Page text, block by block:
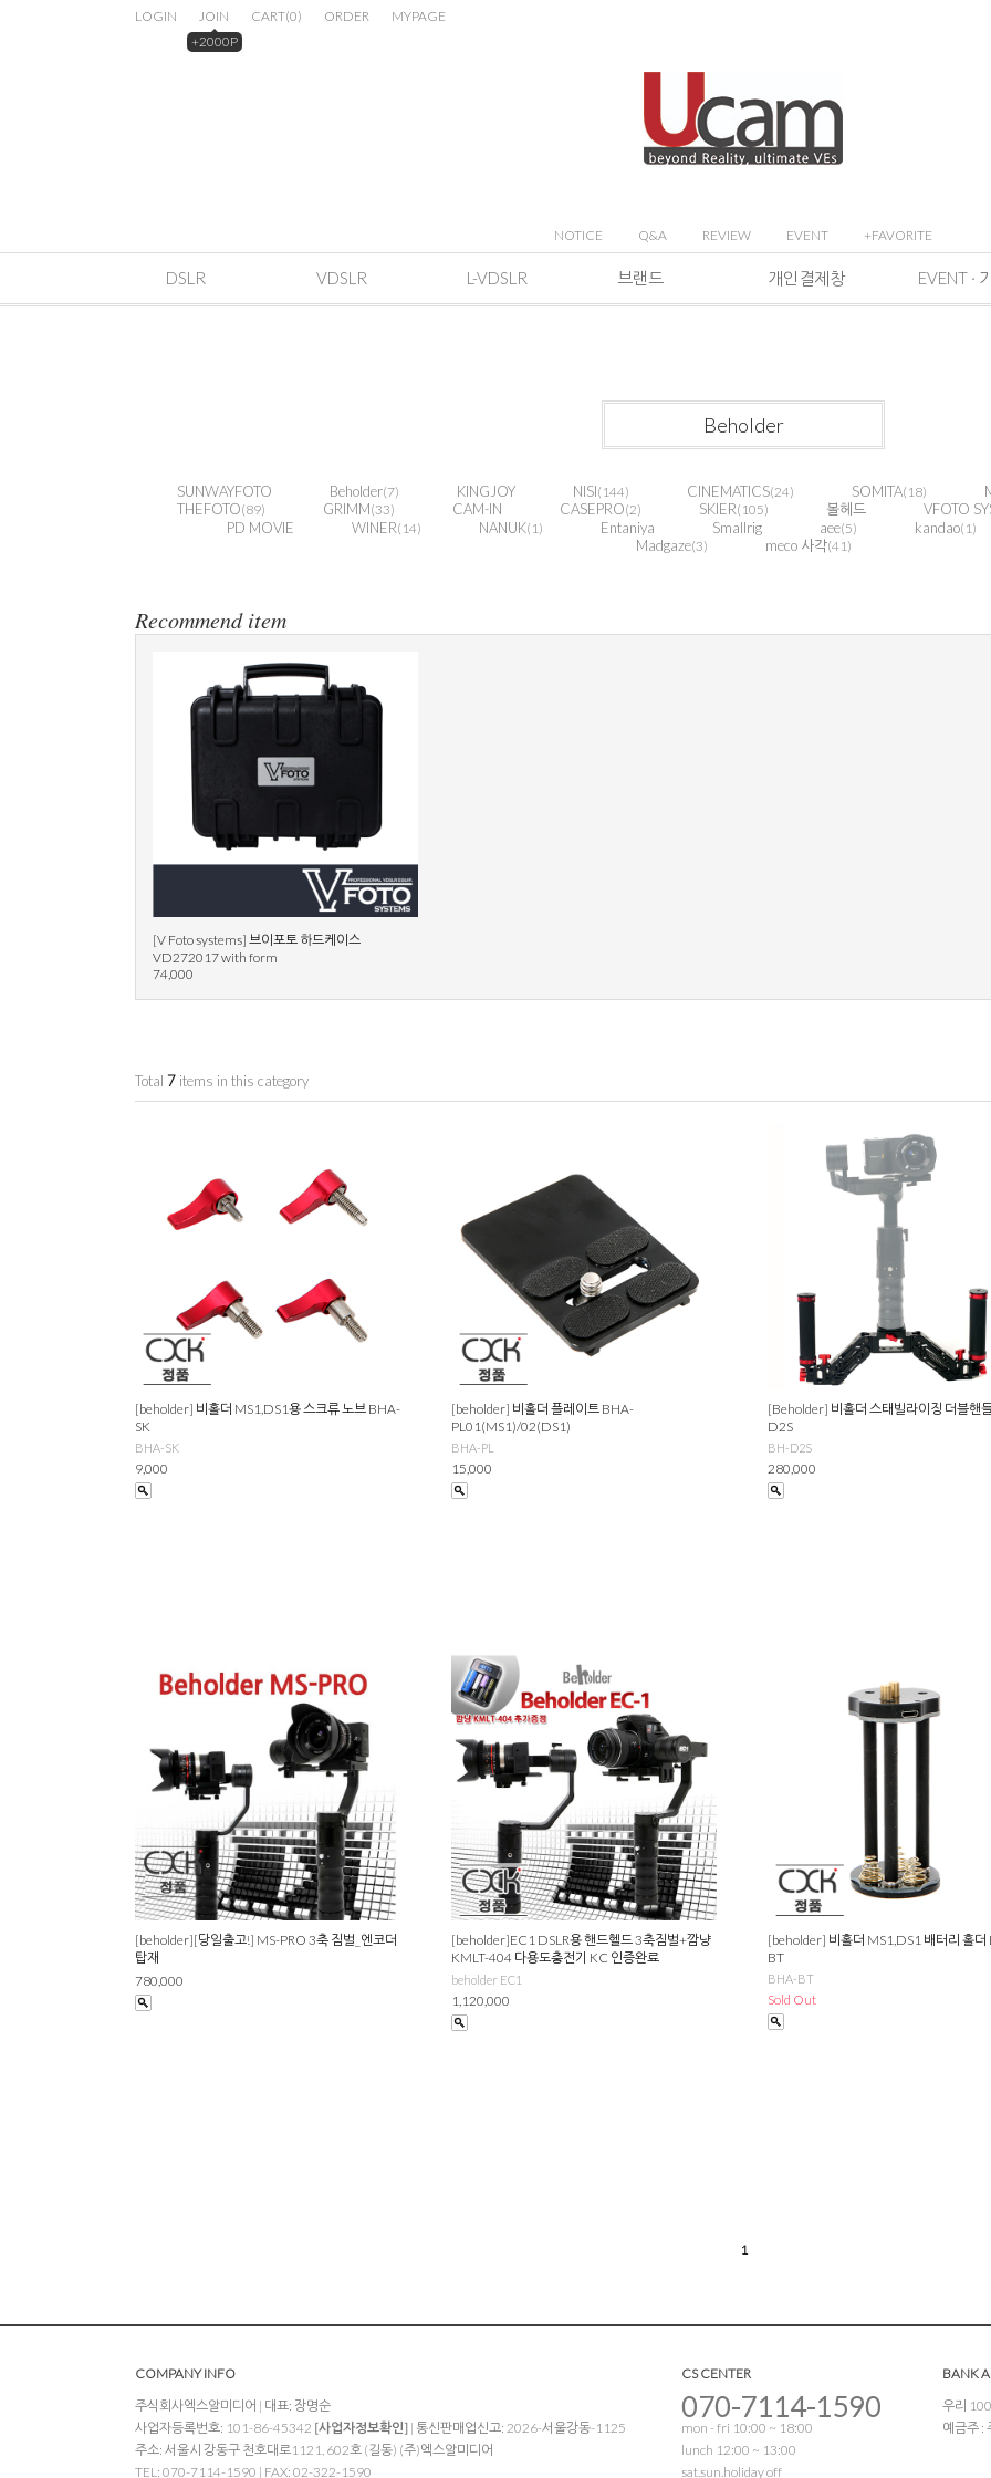
LOGIN
JOIN
+2000P
CART(0) ORDER MYPAGE
NOTICE Q&A REVIEW EVENT +FAVORITE
DSLR VDSLR L-VDSLR 브랜드 개인결제창
Beholder
SUNWAYFOTO Beholder(7) KINGJOY NISI(144) CINEMATICS(24) SOMITA(18)
THEFOTO(89) GRIMM(33) CAM-IN CASEPRO(2) SKIER(105) 볼헤드
VFOTO
PD MOVIE
WINER(14) NANUK(1) Entaniya Smallrig aee(5) kandao(1)
Madgaze(3) meco 사각(41)
Recommend item
[V Foto systems] 브이포토 하드케이스
VD272017 with form
74,000
Total 7 items in this category
[beholder] 비홀더 MS1,DS1용 스크류 노브 BHA-
SK
BHA-SK
9,000
[beholder] 비홀더 플레이트 BHA-
PL01(MS1)/02(DS1)
BHA-PL
15,000
[Beholder] 비홀더 스태빌라이징 더블핸
D2S
BH-D2S
280,000
[beholder][당일출고!] MS-PRO 3축 짐벌_엔코더
탑재
780,000
[beholder]EC1 DSLR용 핸드헬드 3축짐벌+깜냥
KMLT-404 다용도충전기 KC 인증완료
beholder EC1
1,120,000
[beholder] 비홀더 MS1,DS1 배터리 홀
BT
BHA-BT
Sold Out
1
COMPANY INFO
주식회사엑스알미디어 | 대표: 장명순
사업자등록번호: 101-86-45342 [사업자정보확인] | 통신판매업신고: 2026-서울강동-1125
주소: 서울시 강동구 천호대로1121, 602호 (길동) (주)엑스알미디어
TEL: 070-7114-1590 | FAX: 02-322-1590
CS CENTER
070-7114-1590
mon - fri 10:00 ~ 18:00
lunch 12:00 ~ 13:00
sat.sun.holiday off
BANK
우리
예금주 :